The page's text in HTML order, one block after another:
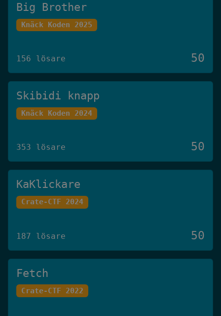
Big Brother
Knäck Koden 2025
156 lösare 50
Skibidi knapp
Knäck Koden 2024
353 lösare 50
KaKlickare
Crate-CTF 2024
187 lösare 50
Fetch
Crate-CTF 2022